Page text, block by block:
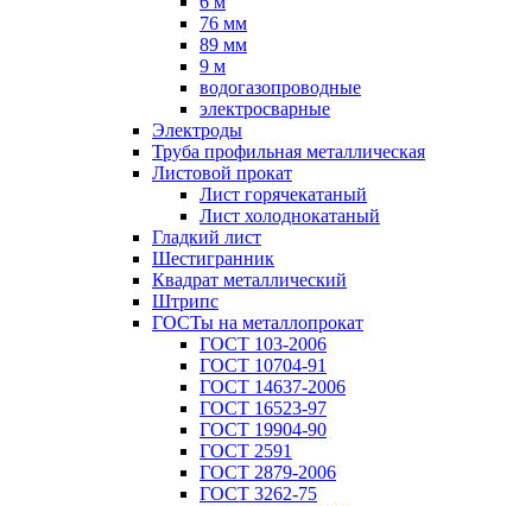
76 мм
89 мм
9 м
водогазопроводные
электросварные
Электроды
Труба профильная металлическая
Листовой прокат
Лист горячекатаный
Лист холоднокатаный
Гладкий лист
Шестигранник
Квадрат металлический
Штрипс
ГОСТы на металлопрокат
ГОСТ 103-2006
ГОСТ 10704-91
ГОСТ 14637-2006
ГОСТ 16523-97
ГОСТ 19904-90
ГОСТ 2591
ГОСТ 2879-2006
ГОСТ 3262-75